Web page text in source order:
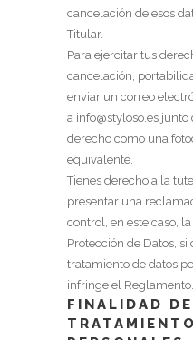
cancelación de esos
Titular.
Para ejercitar tus
cancelación,
enviar un correo
a info@styloso.es junto
derecho como una
equivalente.
Tienes derecho a la
presentar una
control, en este caso,
Protección de Datos,
tratamiento de datos
infringe el Reglamento.
FINALIDAD